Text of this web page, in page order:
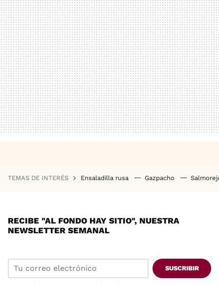
TEMAS DE INTERÉS Ensaladilla rusa Gazpacho
RECIBE "AL FONDO HAY SITIO", NUESTRA
NEWSLETTER SEMANAL
SUSCRIBIR